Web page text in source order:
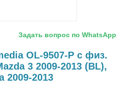
Задать вопрос по WhatsApp
OL-9507-P с физ.
3 2009-2013 (BL),
2009-2013